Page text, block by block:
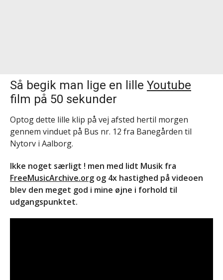
Så begik man lige en lille Youtube
film på 50 sekunder
Optog dette lille klip på vej afsted hertil morgen
gennem vinduet på Bus nr. 12 fra Banegården til
Nytorv i Aalborg.
Ikke noget særligt ! men med lidt Musik fra
FreeMusicArchive.org og 4x hastighed på videoen
blev den meget god i mine øjne i forhold til
udgangspunktet.